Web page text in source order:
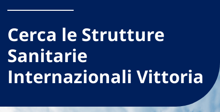
Cerca le Strutture
Sanitarie
Internazionali Vittoria